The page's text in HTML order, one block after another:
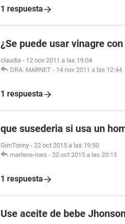
1 respuesta
¿Se puede usar vinagre
claudia - 12 nov 2011 a las 19:04
DRA. MARNET - 14 nov 2011 a las 12:44
1 respuesta
que susederia si usa un
GimTonny - 22 oct 2015 a las 19:50
marlene-ines - 22 oct 2015 a las 20:15
1 respuesta
Use aceite de bebe